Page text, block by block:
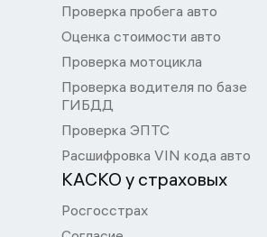
Проверка пробега авто
Оценка стоимости авто
Проверка мотоцикла
Проверка водителя по базе
ГИБДД
Проверка ЭПТС
Расшифровка VIN кода авто
КАСКО у страховых
Росгосстрах